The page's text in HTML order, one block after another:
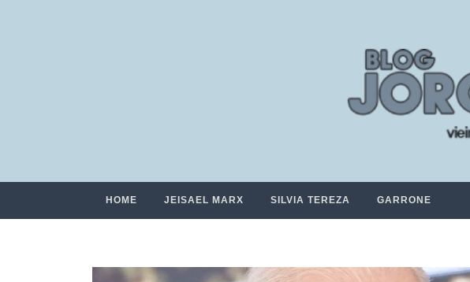
HOME JEISAEL MARX SILVIA TEREZA GARRONE